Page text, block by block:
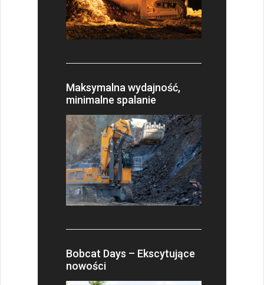
Maksymalna wydajność,
minimalne spalanie
Bobcat Days – Ekscytujące
nowości